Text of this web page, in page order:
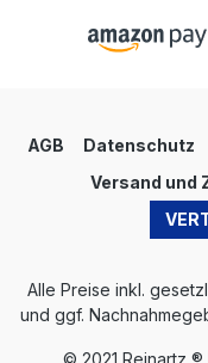
AGB Datenschutz
Versand und
Alle Preise inkl.
und ggf.